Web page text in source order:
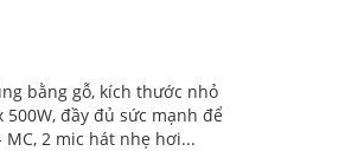
bằng gỗ, kích thước nhỏ
500W, đầy đủ sức mạnh để
2 mic hát nhẹ hơi...